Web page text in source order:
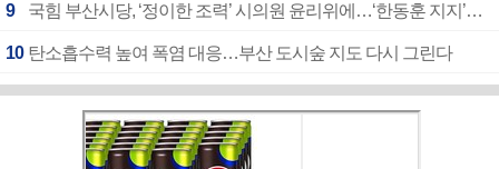
9 국힘 부산시당, ‘정이한 조력’ 시의원 윤리위에…‘한동훈 지지’도 신고접수
10 탄소흡수력 높여 폭염 대응…부산 도시숲 지도 다시 그린다